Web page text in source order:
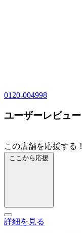
0120-004998
ユーザーレビュー
この店舗を応援する！
ここから応援
詳細を見る